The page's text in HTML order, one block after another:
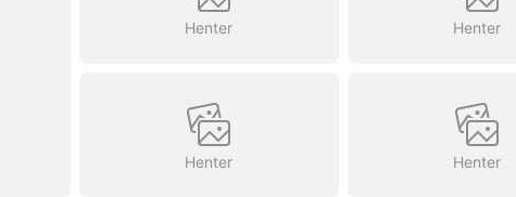
Henter Henter
Henter Henter